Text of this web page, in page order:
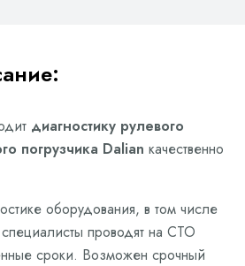
диагностику рулевого
погрузчика Dalian качественно
оборудования, в том числе
проводят на СТО
сроки. Возможен срочный